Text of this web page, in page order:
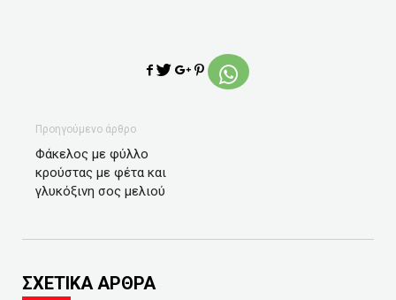
Προηγούμενο άρθρο
Φάκελος με φύλλο
κρούστας με φέτα και
γλυκόξινη σος μελιού
ΣΧΕΤΙΚΑ ΑΡΘΡΑ